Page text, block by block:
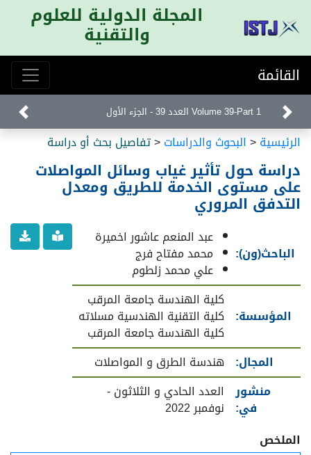
المجلة الدولية للعلوم
والتقنية
القائمة
Volume 39-Part 1 العدد 39 - الجزء الأول
الرئيسية< البحوث والدراسات<تفاصيل بحث أو دراسة
دراسة حول تأثير غياب وسائل المواصلات
على مستوى الخدمة للطريق ومعدل
التدفق المروري
الباحث(ون):
عبد المنعم عاشور اخميرة
محمد مفتاح فرج
علي محمد زلطوم
المؤسسة:
كلية الهندسة جامعة المرقب
كلية التقنية الهندسية مسلاته
كلية الهندسة جامعة المرقب
المجال: هندسة الطرق و المواصلات
منشور
في:
العدد الحادي و الثلاثون -
نوفمبر 2022
الملخص